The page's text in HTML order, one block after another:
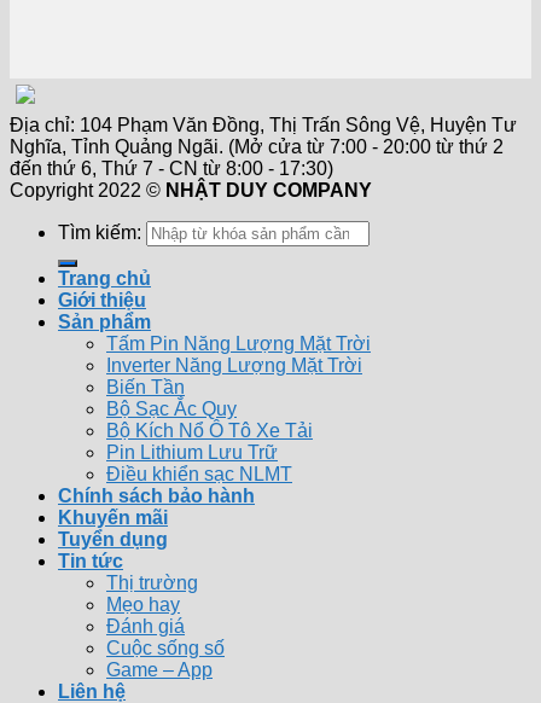
Địa chỉ: 104 Phạm Văn Đồng, Thị Trấn Sông Vệ, Huyện Tư
Nghĩa, Tỉnh Quảng Ngãi. (Mở cửa từ 7:00 - 20:00 từ thứ 2
đến thứ 6, Thứ 7 - CN từ 8:00 - 17:30)
Copyright 2022 © NHẬT DUY COMPANY
Tìm kiếm:
Trang chủ
Giới thiệu
Sản phẩm
Tấm Pin Năng Lượng Mặt Trời
Inverter Năng Lượng Mặt Trời
Biến Tần
Bộ Sạc Ắc Quy
Bộ Kích Nổ Ô Tô Xe Tải
Pin Lithium Lưu Trữ
Điều khiển sạc NLMT
Chính sách bảo hành
Khuyến mãi
Tuyển dụng
Tin tức
Thị trường
Mẹo hay
Đánh giá
Cuộc sống số
Game – App
Liên hệ